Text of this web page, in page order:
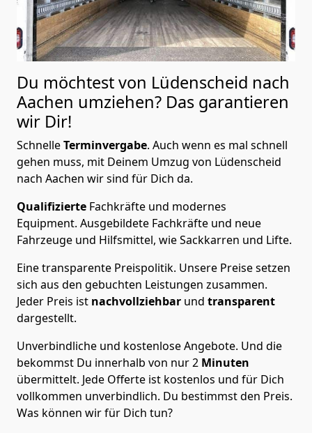
Du möchtest von Lüdenscheid nach
Aachen umziehen? Das garantieren
wir Dir!
SchnelleTerminvergabe. Auch wenn es mal schnell
gehen muss, mit Deinem Umzug von Lüdenscheid
nach Aachen wir sind für Dich da.
Qualifizierte Fachkräfte und modernes
Equipment. Ausgebildete Fachkräfte und neue
Fahrzeuge und Hilfsmittel, wie Sackkarren und Lifte.
Eine transparente Preispolitik. Unsere Preise setzen
sich aus den gebuchten Leistungen zusammen.
Jeder Preis ist nachvollziehbar und transparent
dargestellt.
Unverbindliche und kostenlose Angebote. Und die
bekommst Du innerhalb von nur2 Minuten
übermittelt. Jede Offerte ist kostenlos und für Dich
vollkommen unverbindlich. Du bestimmst den Preis.
Was können wir für Dich tun?